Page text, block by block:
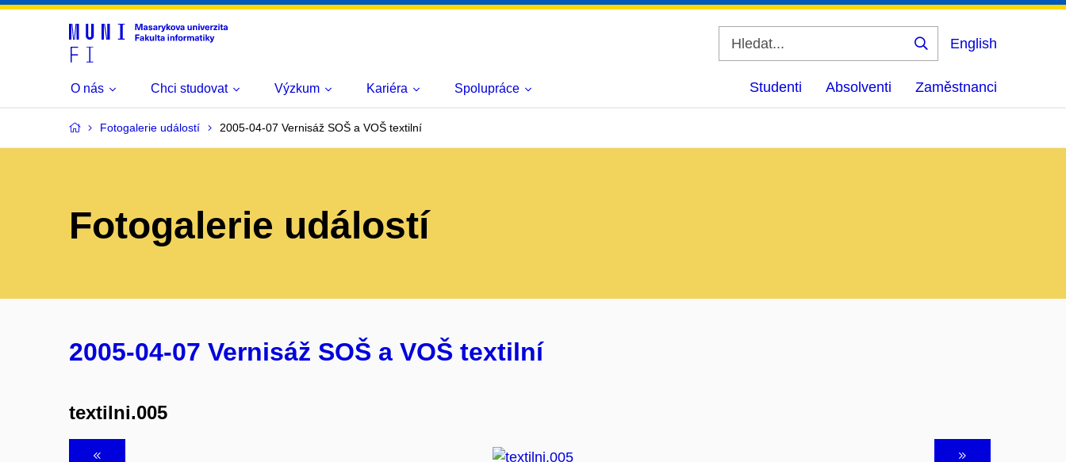
Vyhledat
English
O nás Chci studovat Výzkum Kariéra Spolupráce Studenti Absolventi Zaměstnanci
Fotogalerie událostí 2005-04-07 Vernisáž SOŠ a VOŠ textilní
Fotogalerie událostí
2005-04-07 Vernisáž SOŠ a VOŠ textilní
textilni.005